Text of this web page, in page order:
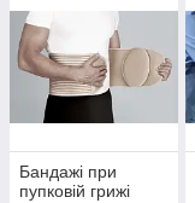
Бандажі при
пупковій грижі